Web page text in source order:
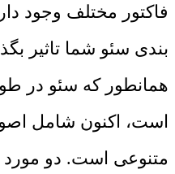
فاکتور مختلف وجود
بندی سئو شما تاثیر
همانطور که سئو در
است، اکنون شامل
متنوعی است. دو مورد